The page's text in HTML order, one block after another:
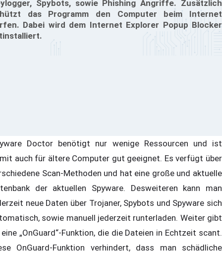
Spybots, sowie Phishing Angriffe. Zusätzlich
das Programm den Computer beim Internet
Dabei wird dem Internet Explorer Popup Blocker
Doctor benötigt nur wenige Ressourcen und ist
auch für ältere Computer gut geeignet. Es verfügt über
Scan-Methoden und hat eine große und aktuelle
der aktuellen Spyware. Desweiteren kann man
neue Daten über Trojaner, Spybots und Spyware sich
sowie manuell jederzeit runterladen. Weiter gibt
„OnGuard“-Funktion, die die Dateien in Echtzeit scant.
OnGuard-Funktion verhindert, dass man schädliche